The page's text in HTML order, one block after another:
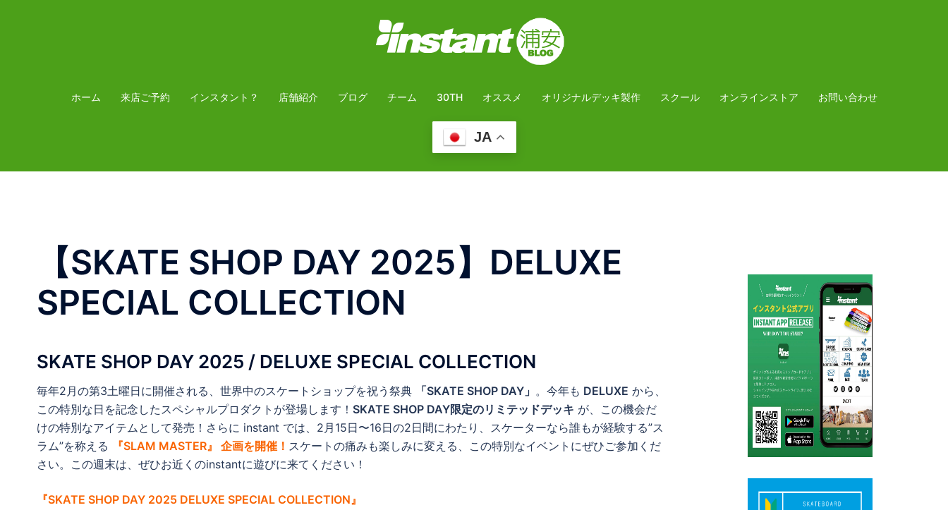
プ
ホーム 来店ご予約 インスタント？ 店舗紹介 ブログ チーム 30TH オススメ オリジナルデッキ製作 スクール オンラインストア お問い合わせ
JA
【SKATE SHOP DAY 2025】DELUXE
SPECIAL COLLECTION
SKATE SHOP DAY 2025 / DELUXE SPECIAL COLLECTION
毎年2月の第3土曜日に開催される、世界中のスケートショップを祝う祭典 「SKATE SHOP DAY」 。今年も DELUXE から、
この特別な日を記念したスペシャルプロダクトが登場します！ SKATE SHOP DAY限定のリミテッドデッキ が、この機会だ
けの特別なアイテムとして発売！さらに instant では、2月15日〜16日の2日間にわたり、スケーターなら誰もが経験する”ス
ラム”を称える
『SLAM MASTER』 企画を開催！ スケートの痛みも楽しみに変える、この特別なイベントにぜひご参加くだ
さい。この週末は、ぜひお近くのinstantに遊びに来てください！
『SKATE SHOP DAY 2025 DELUXE SPECIAL COLLECTION』